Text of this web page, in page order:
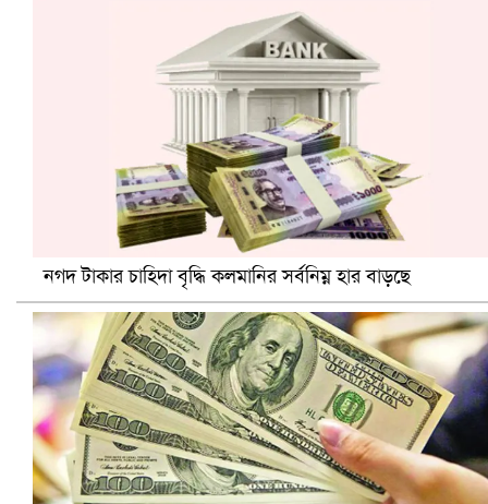
প্রোটিয়াদের হারিয়ে বিশ্বকাপের শিরোপা ঘরে তুলল ভারত
সৌদিতে ব্যাপক ধরপাকড়, এক সপ্তাহেই ২১ হাজারের বেশি
নগদ টাকার চাহিদা বৃদ্ধি কলমানির সর্বনিম্ন হার বাড়ছে